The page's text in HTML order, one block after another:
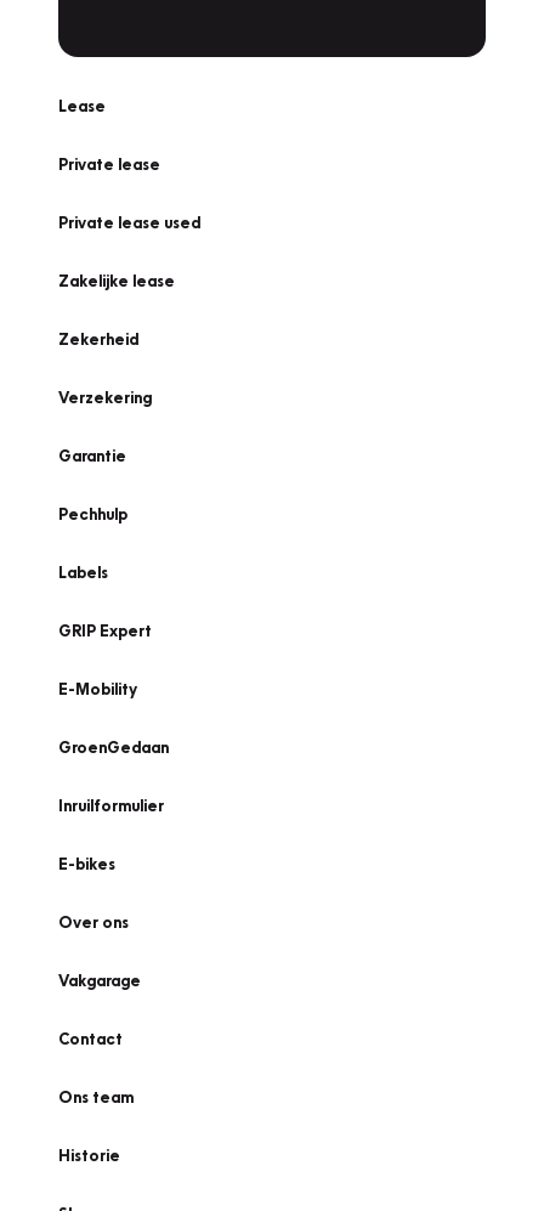
Lease
Private lease
Private lease used
Zakelijke lease
Zekerheid
Verzekering
Garantie
Pechhulp
Labels
GRIP Expert
E-Mobility
GroenGedaan
Inruilformulier
E-bikes
Over ons
Vakgarage
Contact
Ons team
Historie